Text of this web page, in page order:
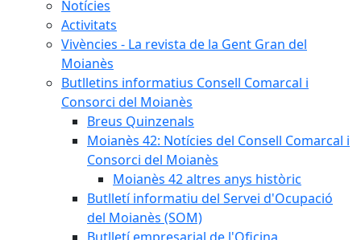
Notícies
Activitats
Vivències - La revista de la Gent Gran del
Moianès
Butlletins informatius Consell Comarcal i
Consorci del Moianès
Breus Quinzenals
Moianès 42: Notícies del Consell Comarcal i
Consorci del Moianès
Moianès 42 altres anys històric
Butlletí informatiu del Servei d'Ocupació
del Moianès (SOM)